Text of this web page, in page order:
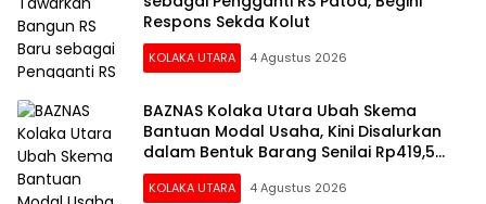
Respons Sekda Kolut
KOLAKA UTARA 4 Agustus 2026
BAZNAS Kolaka Utara Ubah Skema
Bantuan Modal Usaha, Kini Disalurkan
dalam Bentuk Barang Senilai Rp419,5
Juta
KOLAKA UTARA 4 Agustus 2026